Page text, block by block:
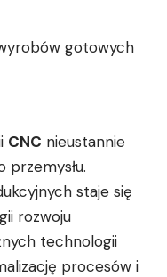
gotowych
CNC nieustannie
przemysłu.
staje się
rozwoju
technologii
procesów i